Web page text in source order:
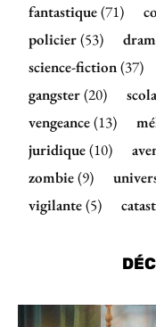
fantastique(71)
policier(53)
science-fiction(37)
gangster(20)
vengeance(13)
juridique(10)
zombie(9)
vigilante(5)